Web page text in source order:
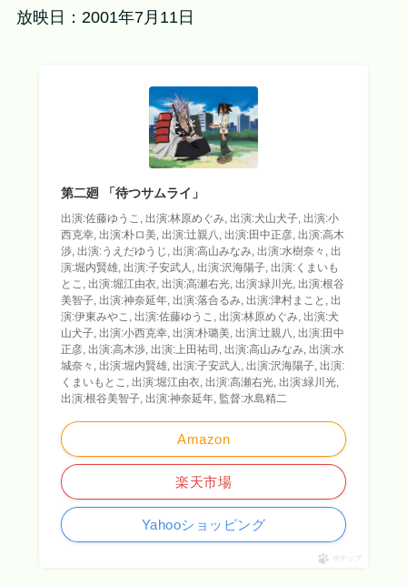
放映日：2001年7月11日
第二廻 「待つサムライ」
出演:佐藤ゆうこ, 出演:林原めぐみ, 出演:犬山犬子, 出演:小
西克幸, 出演:朴ロ美, 出演:辻親八, 出演:田中正彦, 出演:高木
渉, 出演:うえだゆうじ, 出演:高山みなみ, 出演:水樹奈々, 出
演:堀内賢雄, 出演:子安武人, 出演:沢海陽子, 出演:くまいも
とこ, 出演:堀江由衣, 出演:高瀬右光, 出演:緑川光, 出演:根谷
美智子, 出演:神奈延年, 出演:落合るみ, 出演:津村まこと, 出
演:伊東みやこ, 出演:佐藤ゆうこ, 出演:林原めぐみ, 出演:犬
山犬子, 出演:小西克幸, 出演:朴璐美, 出演:辻親八, 出演:田中
正彦, 出演:高木渉, 出演:上田祐司, 出演:高山みなみ, 出演:水
城奈々, 出演:堀内賢雄, 出演:子安武人, 出演:沢海陽子, 出演:
くまいもとこ, 出演:堀江由衣, 出演:高瀬右光, 出演:緑川光,
出演:根谷美智子, 出演:神奈延年, 監督:水島精二
Amazon
楽天市場
Yahooショッピング
ポチップ